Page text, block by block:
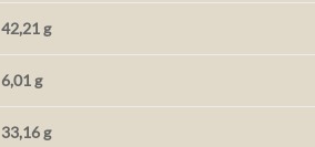
42,21 g
6,01 g
33,16 g